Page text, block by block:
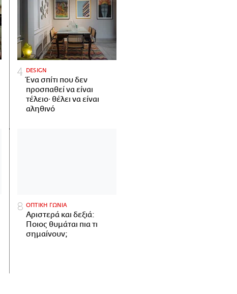
DESIGN
Ένα σπίτι που δεν
προσπαθεί να είναι
τέλειο· θέλει να είναι
αληθινό
ΟΠΤΙΚΗ ΓΩΝΙΑ
Αριστερά και δεξιά:
Ποιος θυμάται πια τι
σημαίνουν;